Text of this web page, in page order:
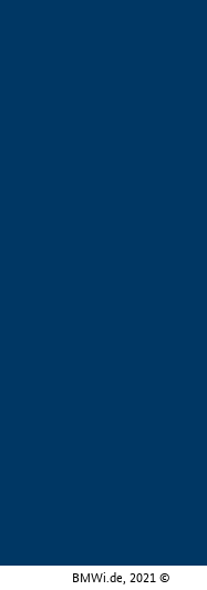
BMWi.de, 2021 ©